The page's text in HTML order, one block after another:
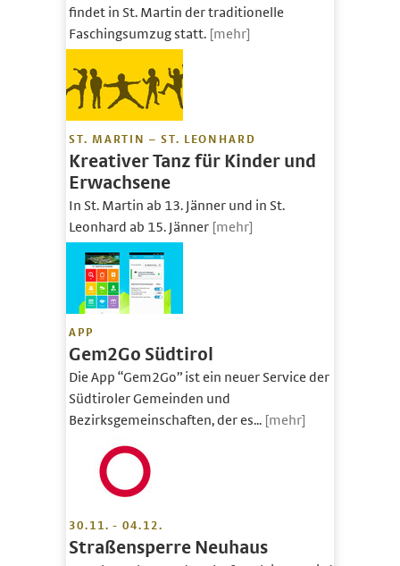
findet in St. Martin der traditionelle
Faschingsumzug statt. [mehr]
ST. MARTIN – ST. LEONHARD
Kreativer Tanz für Kinder und
Erwachsene
In St. Martin ab 13. Jänner und in St.
Leonhard ab 15. Jänner [mehr]
APP
Gem2Go Südtirol
Die App “Gem2Go” ist ein neuer Service der
Südtiroler Gemeinden und
Bezirksgemeinschaften, der es... [mehr]
30.11. - 04.12.
Straßensperre Neuhaus